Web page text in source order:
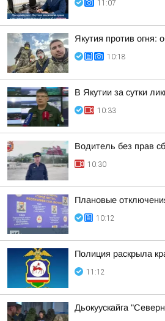
11:07
Якутия против огня:
10:18
В Якутии за сутки
10:33
Водитель без прав
10:30
Плановые
10:12
Полиция раскрыла
11:12
Дьокуускайга